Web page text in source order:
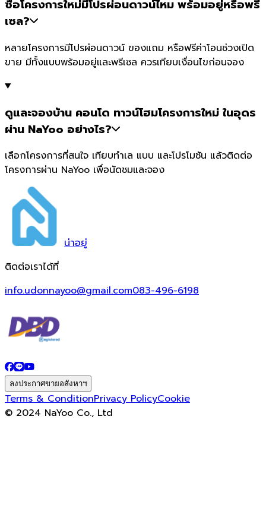
ซื้อโครงการใหม่มีโปรผ่อนดาวน์ไหม พร้อมอยู่หรือพรี
เซล?
หลายโครงการมีโปรผ่อนดาวน์ ของแถม หรือฟรีค่าโอนช่วงเปิด
ขาย มีทั้งแบบพร้อมอยู่และพรีเซล ควรเทียบเงื่อนไขก่อนจอง
ดูและจองบ้าน คอนโด ทาวน์โฮมโครงการใหม่ ในอุดร
ผ่าน NaYoo อย่างไร?
เลือกโครงการที่สนใจ เทียบทำเล แบบ และโปรโมชัน แล้วติดต่อ
โครงการผ่าน NaYoo เพื่อนัดชมและจอง
น่าอยู่
ติดต่อเราได้ที่
info.udonnayoo@gmail.com083-496-6198
ลงประกาศขายอสังหาฯ
Terms & ConditionPrivacy PolicyCookie
© 2024 NaYoo Co., Ltd